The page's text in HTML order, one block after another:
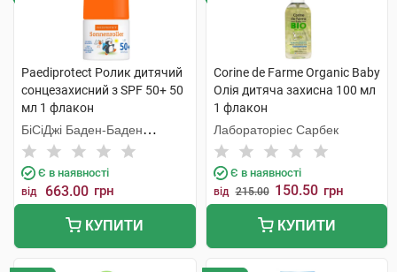
Paediprotect Ролик дитячий
cонцезахисний з SPF 50+ 50
мл 1 флакон
БіСіДжі Баден-Баден
Косметікс Груп Гмбх
Є в наявності
від 663.00 грн
КУПИТИ
Corine de Farme Organic Baby
Олія дитяча захисна 100 мл
1 флакон
Лабораторіес Сарбек
Є в наявності
від 215.00 150.50 грн
КУПИТИ